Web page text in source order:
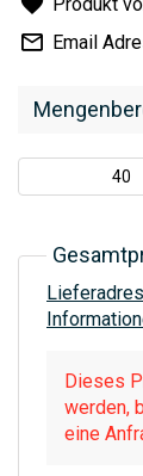
Dieses
werden,
eine
Email